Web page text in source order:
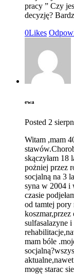
pracy ” Czy
decyzję?
0Likes
ewa
Posted 2
Witam ,mam
skączyłam 18
pożniej przez
socjalną na 3
syna w 2004 i
czasie
od tamtej pory
koszmar,przez
sulfasalazyne
mam bóle
mogę starac